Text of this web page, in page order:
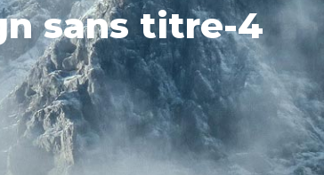
sans titre-4